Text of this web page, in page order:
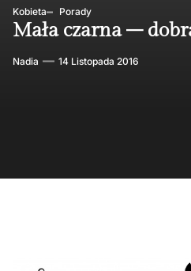
Kobieta Porady
Mała czarna –
Nadia 14 Listopada 2016